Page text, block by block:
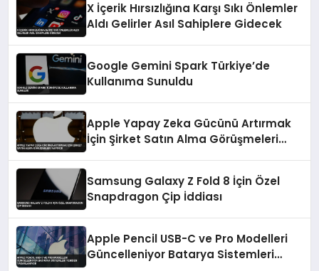
X İçerik Hırsızlığına Karşı Sıkı Önlemler
Aldı Gelirler Asıl Sahiplere Gidecek
Google Gemini Spark Türkiye’de
Kullanıma Sunuldu
Apple Yapay Zeka Gücünü Artırmak
İçin Şirket Satın Alma Görüşmeleri
Samsung Galaxy Z Fold 8 İçin Özel
Snapdragon Çip İddiası
Apple Pencil USB-C ve Pro Modelleri
Güncelleniyor Batarya Sistemleri